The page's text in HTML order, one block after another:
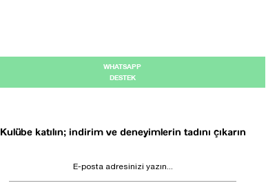
WHATSAPP
DESTEK
Kulübe katılın; indirim ve deneyimlerin tadını çıkarın